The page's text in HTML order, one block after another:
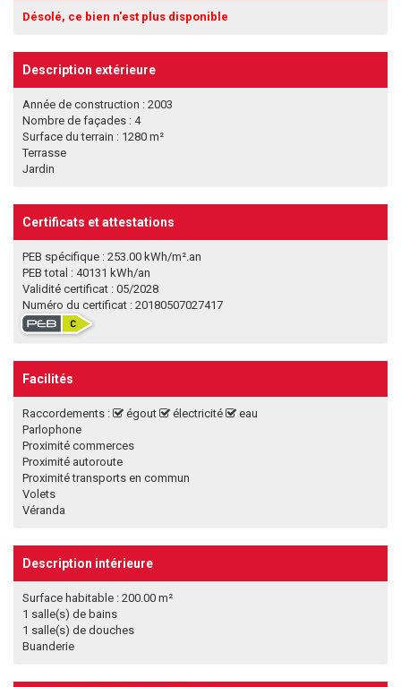
Désolé, ce bien n'est plus disponible
Description extérieure
Année de construction : 2003
Nombre de façades : 4
Surface du terrain : 1280 m²
Terrasse
Jardin
Certificats et attestations
PEB spécifique : 253.00 kWh/m².an
PEB total : 40131 kWh/an
Validité certificat : 05/2028
Numéro du certificat : 20180507027417
Facilités
Raccordements : égout électricité
eau
Parlophone
Proximité commerces
Proximité autoroute
Proximité transports en commun
Volets
Véranda
Description intérieure
Surface habitable : 200.00 m²
1 salle(s) de bains
1 salle(s) de douches
Buanderie